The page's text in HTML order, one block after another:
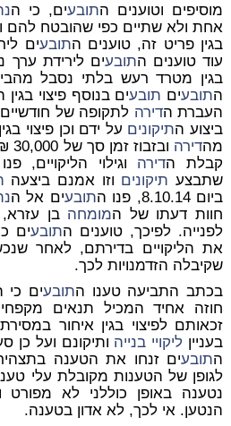
מוסיפים וטוענים התובעים, כי ה
אחת ולא שתיים כפי שהובטח להם
בגין פריט זה, טוענים התובע
עוד טוענים התובע
בגין מטרד רעש בלתי נסבל
התובעים תובעים בנוסף פיצוי בגין
העברת הדירה
ביצוע התיקונים על ידם וכן פיצוי
מהדירה ובזבוז זמן סך של 30,000 ₪. לטענת ה
קבלת הדירה וגילוי הליקויים,
שתבצע תיקונים וזו אמנם ביצעה
ביום 8.10.14, פנו ה
תובעים אל ה
חוות דעתו של המומחה בן
לפנייה. לפיכך, טוענים התובעים
את הליקויים בדירתם, לאחר
שקיבלה הזדמנויות לכך.
בכתב התביעה טענו התובעים כי
חוזה אחיד המכיל תנאים
זכאותם לפיצוי בגין איחור
בעניין ליקויי בנייה ותיקונם ועל כן
התובעים זנחו את הטענה
לגופן של הטענות מקובלת עלי
נטענה באופן כוללני לא
הנטען. אי לכך, לא אדון בטענה.